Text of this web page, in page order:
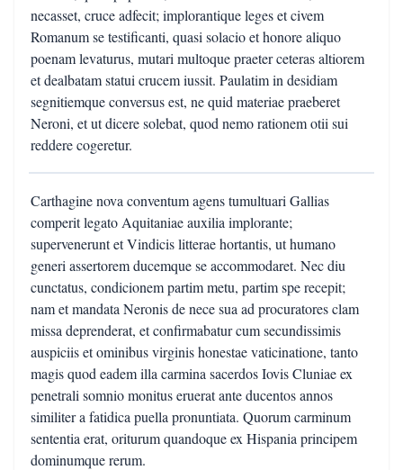
necasset, cruce adfecit; implorantique leges et civem
Romanum se testificanti, quasi solacio et honore aliquo
poenam levaturus, mutari multoque praeter ceteras altiorem
et dealbatam statui crucem iussit. Paulatim in desidiam
segnitiemque conversus est, ne quid materiae praeberet
Neroni, et ut dicere solebat, quod nemo rationem otii sui
reddere cogeretur.
Carthagine nova conventum agens tumultuari Gallias
comperit legato Aquitaniae auxilia implorante;
supervenerunt et Vindicis litterae hortantis, ut humano
generi assertorem ducemque se accommodaret. Nec diu
cunctatus, condicionem partim metu, partim spe recepit;
nam et mandata Neronis de nece sua ad procuratores clam
missa deprenderat, et confirmabatur cum secundissimis
auspiciis et ominibus virginis honestae vaticinatione, tanto
magis quod eadem illa carmina sacerdos Iovis Cluniae ex
penetrali somnio monitus eruerat ante ducentos annos
similiter a fatidica puella pronuntiata. Quorum carminum
sententia erat, oriturum quandoque ex Hispania principem
dominumque rerum.